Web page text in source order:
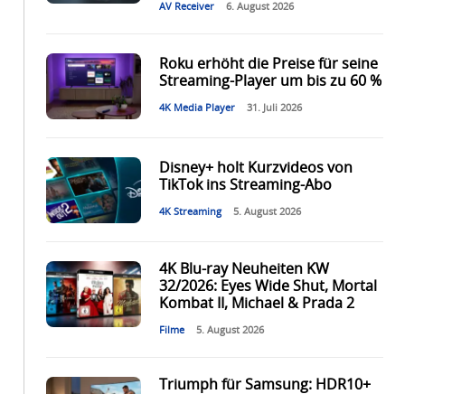
AV Receiver 6. August 2026
Roku erhöht die Preise für seine
Streaming-Player um bis zu 60 %
4K Media Player 31. Juli 2026
Disney+ holt Kurzvideos von
TikTok ins Streaming-Abo
4K Streaming 5. August 2026
4K Blu-ray Neuheiten KW
32/2026: Eyes Wide Shut, Mortal
Kombat II, Michael & Prada 2
Filme 5. August 2026
Triumph für Samsung: HDR10+